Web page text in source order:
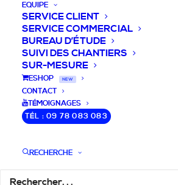
EQUIPE
SERVICE CLIENT
SERVICE COMMERCIAL
BUREAU D’ÉTUDE
SUIVI DES CHANTIERS
SUR-MESURE
ESHOP NEW
CONTACT
TÉMOIGNAGES
TÉL : 09 78 083 083
RECHERCHE
DEVIS / CONSEILS /
QUESTIONS